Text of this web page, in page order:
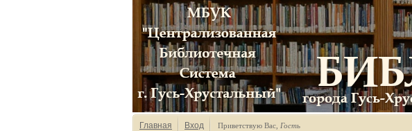
Главная Вход Приветствую Вас Гость